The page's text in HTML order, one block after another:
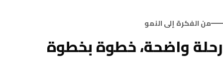
من الفكرة إلى النمو
رحلة واضحة، خطوة بخطوة